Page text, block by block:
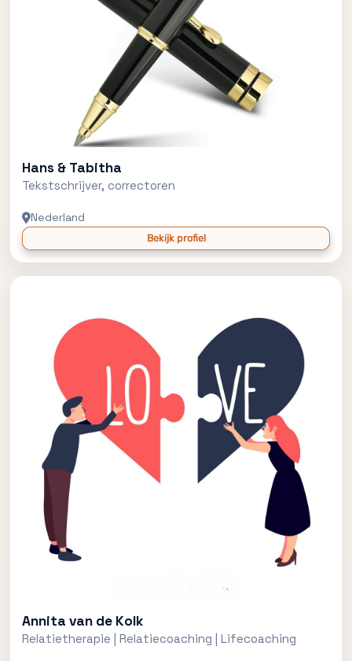
Hans & Tabitha
Tekstschrijver, correctoren
Nederland
Bekijk profiel
Annita van de Kolk
Relatietherapie | Relatiecoaching | Lifecoaching